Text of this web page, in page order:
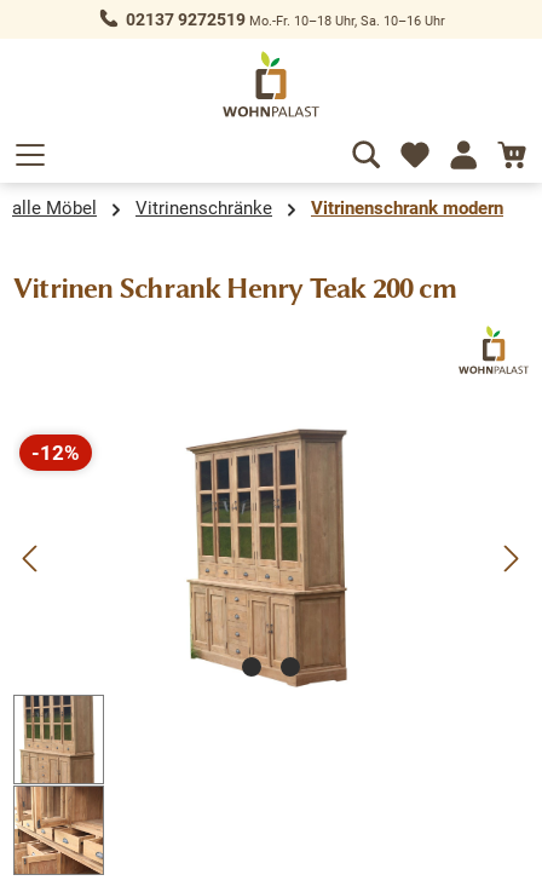
springen 02137 9272519Mo.-Fr. 10–18 Uhr, Sa. 10–16 Uhr
alle Möbel Vitrinenschränke Vitrinenschrank modern
Vitrinen Schrank Henry Teak 200 cm
Bildergalerie überspringen
-12%
Rabatt